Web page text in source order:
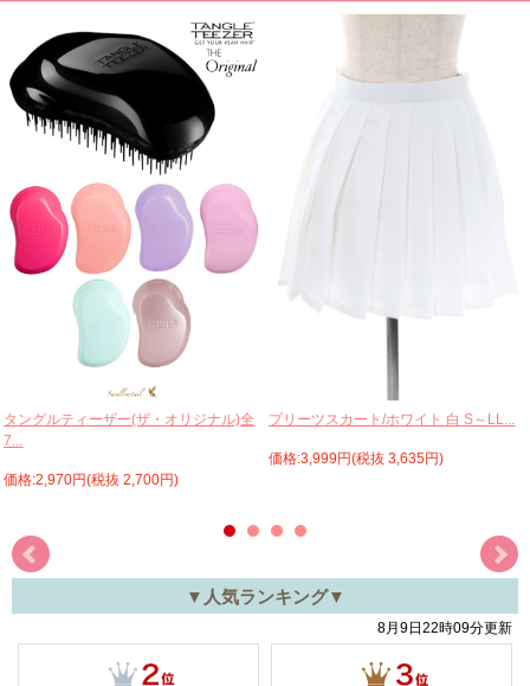
タングルティーザー(ザ・オリジナル)全
7...
価格:2,970円(税抜 2,700円)
プリーツスカート/ホワイト 白 S～LL...
価格:3,999円(税抜 3,635円)
▼人気ランキング▼